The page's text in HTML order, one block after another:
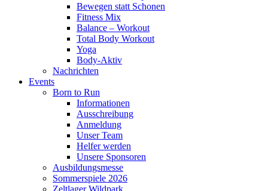
Bewegen statt Schonen
Fitness Mix
Balance – Workout
Total Body Workout
Yoga
Body-Aktiv
Nachrichten
Events
Born to Run
Informationen
Ausschreibung
Anmeldung
Unser Team
Helfer werden
Unsere Sponsoren
Ausbildungsmesse
Sommerspiele 2026
Zeltlager Wildpark